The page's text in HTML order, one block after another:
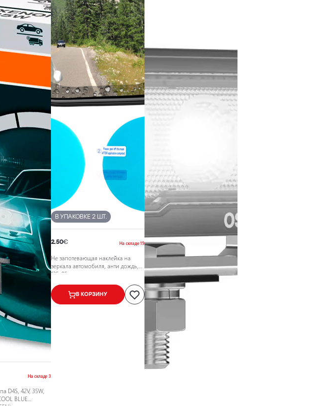
На складе 3
D4S, 42V, 35W,
BLUE
В УПАКОВКЕ 2 ШТ.
2.50€ На складе 19
Не запотевающая наклейка на
зеркала автомобиля, анти дождь,
135х95мм
В КОРЗИНУ